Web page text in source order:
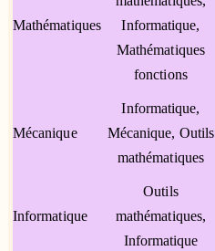
Mathématiques
Informatique,
Mathématiques
fonctions
Mécanique
Informatique,
Mécanique, Outils
mathématiques
Informatique
Outils
mathématiques,
Informatique